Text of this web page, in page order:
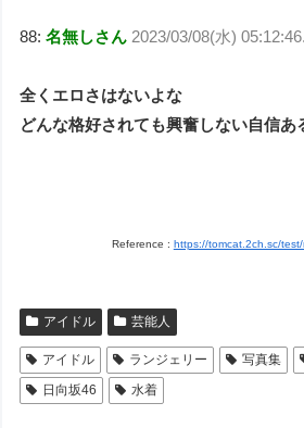
88:名無しさん 2023/03/08(水)
全くエロさはないよな
どんな格好されても興奮しない自信あ
Reference : https://tomcat.2ch.sc/
アイドル 芸能人
アイドル ランジェリー 写真集
日向坂46
水着